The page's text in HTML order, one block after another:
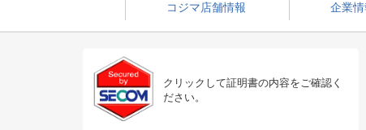
コジマ店舗情報 企業
クリックして証明書の内容をご確認く
ださい。